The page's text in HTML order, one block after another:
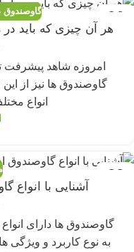
06
آگوست
گاوصندوق
هر آن چیزی که باید در
امروزه شاهد پیشرفت
گاوصندوق ها نیز از
انواع
22
آشنایی با انواع
گاوصندوق ها دارای
به نوع کاربرد و ویژگی